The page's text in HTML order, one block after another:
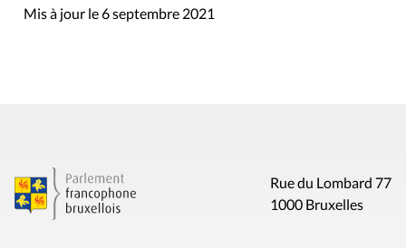
Mis à jour le 6 septembre 2021
Rue du Lombard 77
1000 Bruxelles